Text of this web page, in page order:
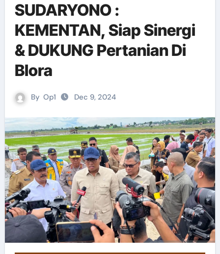
SUDARYONO :
KEMENTAN, Siap Sinergi
& DUKUNG Pertanian Di
Blora
By Op1 Dec 9, 2024